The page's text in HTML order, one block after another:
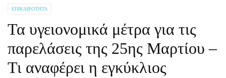
ΕΠΙΚΑΙΡΌΤΗΤΑ
Τα υγειονομικά μέτρα για τις
παρελάσεις της 25ης Μαρτίου –
Τι αναφέρει η εγκύκλιος